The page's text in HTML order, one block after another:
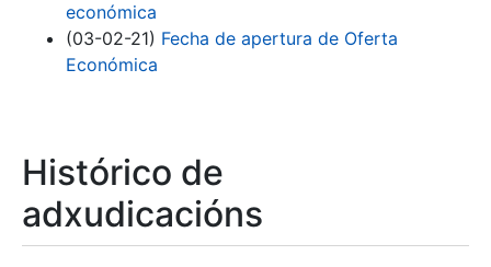
económica
(03-02-21) Fecha de apertura de Oferta
Económica
Histórico de
adxudicacións